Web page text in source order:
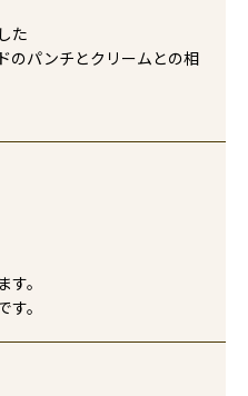
た
のパンチとクリームとの相
。
。